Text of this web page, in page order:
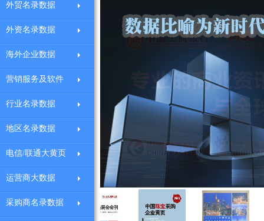
外贸名录数据
外资名录数据
海外企业数据
营销服务及软件
行业名录数据
地区名录数据
电信/联通大黄页
运营商大数据
采购商名录数据